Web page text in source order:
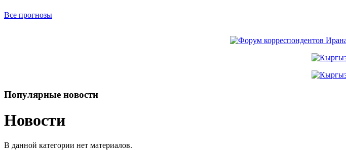
Все прогнозы
Популярные новости
Новости
В данной категории нет материалов.